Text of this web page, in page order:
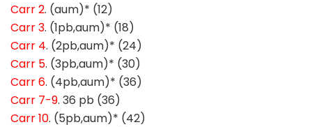
Carr 2. (aum)* (12)
Carr 3. (1pb,aum)* (18)
Carr 4. (2pb,aum)* (24)
Carr 5. (3pb,aum)* (30)
Carr 6. (4pb,aum)* (36)
Carr 7-9. 36 pb (36)
Carr 10. (5pb,aum)* (42)